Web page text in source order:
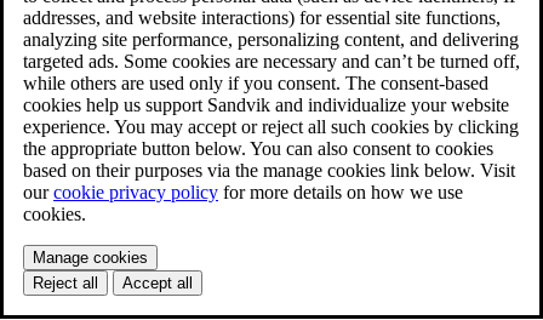
addresses, and website interactions) for essential site functions,
analyzing site performance, personalizing content, and delivering
targeted ads. Some cookies are necessary and can’t be turned off,
while others are used only if you consent. The consent-based
cookies help us support Sandvik and individualize your website
experience. You may accept or reject all such cookies by clicking
the appropriate button below. You can also consent to cookies
based on their purposes via the manage cookies link below. Visit
ourcookie privacy policy for more details on how we use
cookies.
Manage cookies
Reject all
Accept all